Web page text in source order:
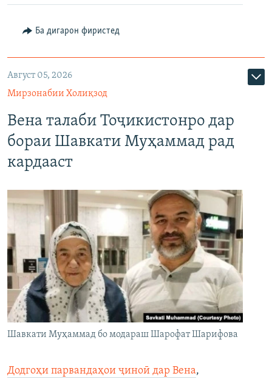
Ба дигарон фиристед
Август 05, 2026
Мирзонабии Холиқзод
Вена талаби Тоҷикистонро дар
бораи Шавкати Муҳаммад рад
кардааст
Шавкати Муҳаммад бо модараш Шарофат Шарифова
Додгоҳи парвандаҳои ҷиноӣ дар Вена,